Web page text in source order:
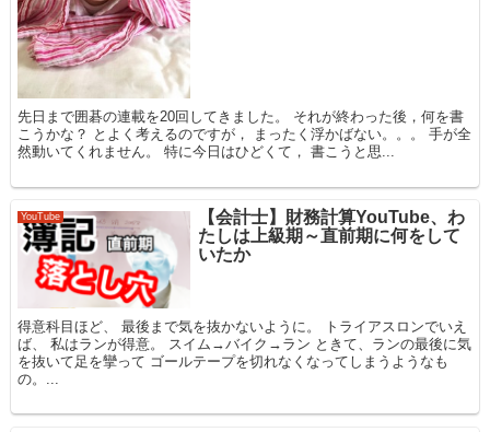
先日まで囲碁の連載を20回してきました。 それが終わった後，何を書
こうかな？ とよく考えるのですが， まったく浮かばない。。。 手が全
然動いてくれません。 特に今日はひどくて， 書こうと思...
YouTube
【会計士】財務計算YouTube、わ
たしは上級期～直前期に何をして
いたか
得意科目ほど、 最後まで気を抜かないように。 トライアスロンでいえ
ば、 私はランが得意。 スイム→バイク→ラン ときて、ランの最後に気
を抜いて足を攣って ゴールテープを切れなくなってしまうようなも
の。...